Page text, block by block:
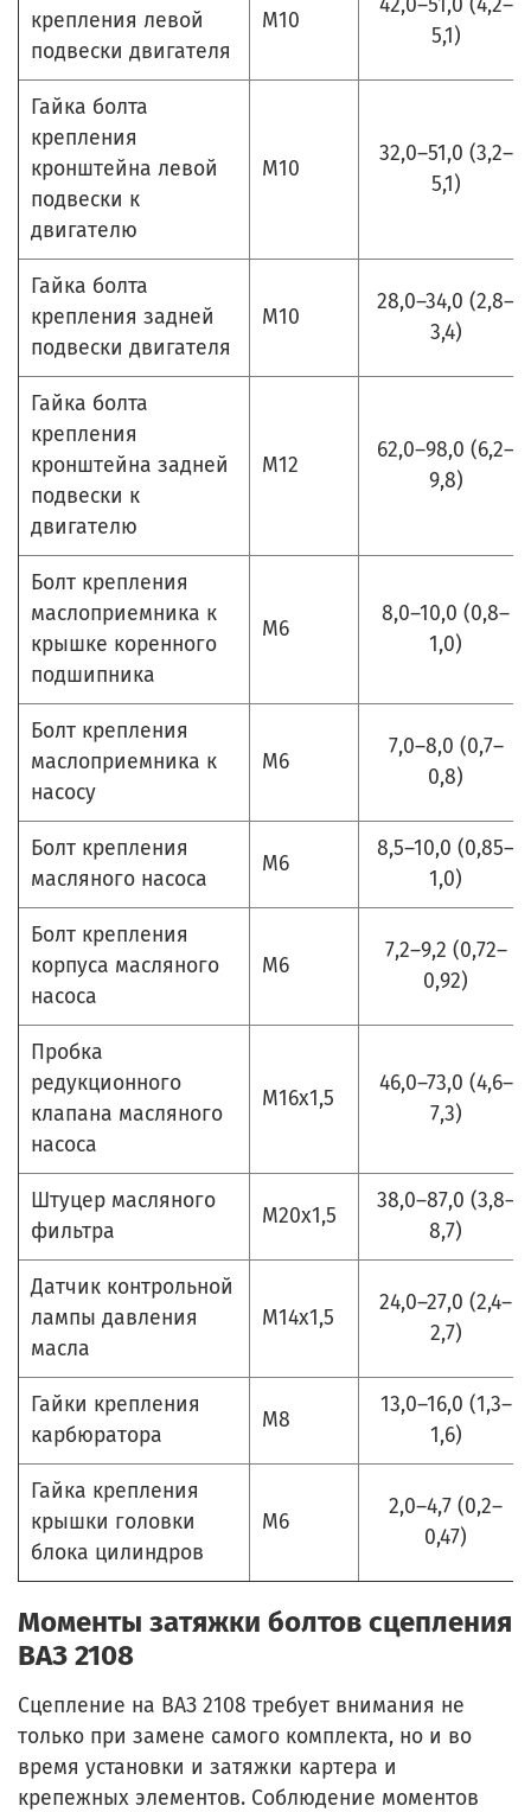
крепления левой
подвески двигателя
М10
42,0–51,0 (4,2–
5,1)
Гайка болта
крепления
кронштейна левой
подвески к
двигателю
М10
32,0–51,0 (3,2–
5,1)
Гайка болта
крепления задней
подвески двигателя
М10
28,0–34,0 (2,8–
3,4)
Гайка болта
крепления
кронштейна задней
подвески к
двигателю
М12
62,0–98,0 (6,2–
9,8)
Болт крепления
маслоприемника к
крышке коренного
подшипника
М6
8,0–10,0 (0,8–
1,0)
Болт крепления
маслоприемника к
насосу
М6
7,0–8,0 (0,7–
0,8)
Болт крепления
масляного насоса
М6
8,5–10,0 (0,85–
1,0)
Болт крепления
корпуса масляного
насоса
М6
7,2–9,2 (0,72–
0,92)
Пробка
редукционного
клапана масляного
насоса
М16х1,5
46,0–73,0 (4,6–
7,3)
Штуцер масляного
фильтра
М20х1,5
38,0–87,0 (3,8–
8,7)
Датчик контрольной
лампы давления
масла
М14х1,5
24,0–27,0 (2,4–
2,7)
Гайки крепления
карбюратора
М8
13,0–16,0 (1,3–
1,6)
Гайка крепления
крышки головки
блока цилиндров
М6
2,0–4,7 (0,2–
0,47)
Моменты затяжки болтов сцепления
ВАЗ 2108
Сцепление на ВАЗ 2108 требует внимания не
только при замене самого комплекта, но и во
время установки и затяжки картера и
крепежных элементов. Соблюдение моментов